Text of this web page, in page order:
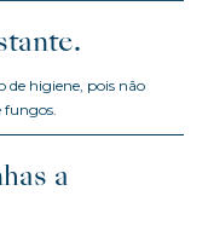
higiene, pois não
fungos.
a